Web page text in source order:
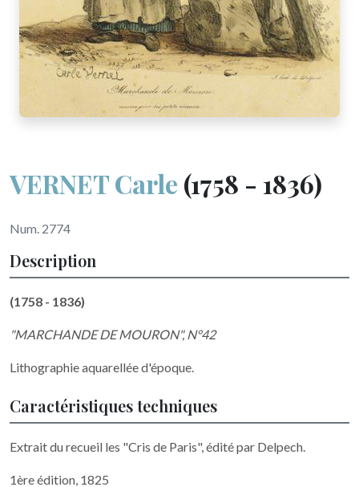
VERNET Carle (1758 - 1836)
Num. 2774
Description
(1758 - 1836)
"MARCHANDE DE MOURON", N°42
Lithographie aquarellée d'époque.
Caractéristiques techniques
Extrait du recueil les "Cris de Paris", édité par Delpech.
1ère édition, 1825